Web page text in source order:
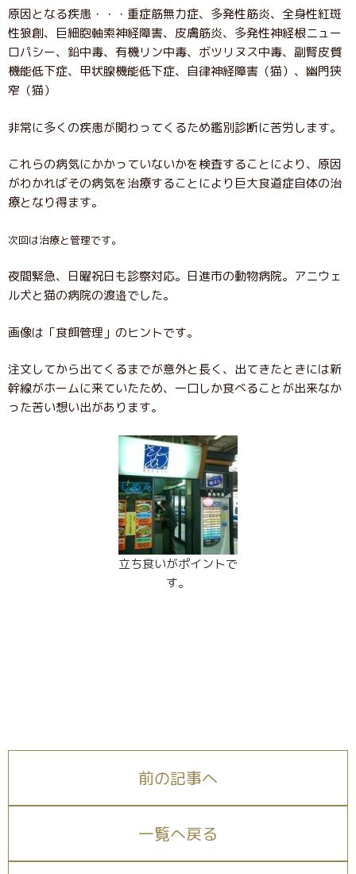
原因となる疾患・・・重症筋無力症、多発性筋炎、全身性紅斑
性狼創、巨細胞軸索神経障害、皮膚筋炎、多発性神経根ニュー
ロパシー、鉛中毒、有機リン中毒、ボツリヌス中毒、副腎皮質
機能低下症、甲状腺機能低下症、自律神経障害（猫）、幽門狭
窄（猫）
非常に多くの疾患が関わってくるため鑑別診断に苦労します。
これらの病気にかかっていないかを検査することにより、原因
がわかればその病気を治療することにより巨大食道症自体の治
療となり得ます。
次回は治療と管理です。
夜間緊急、日曜祝日も診察対応。日進市の動物病院。アニウェ
ル犬と猫の病院の渡邉でした。
画像は「食餌管理」のヒントです。
注文してから出てくるまでが意外と長く、出てきたときには新
幹線がホームに来ていたため、一口しか食べることが出来なか
った苦い想い出があります。
立ち食いがポイントで
す。
前の記事へ
一覧へ戻る